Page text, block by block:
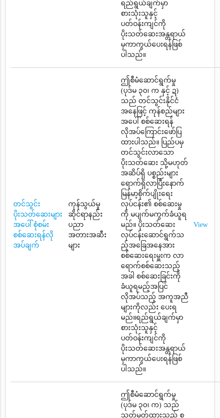
ရည်ရွယ်ချက်မှာ
စားသုံးသူနှင့်
ပတ်ဝန်းကျင်ကို
ပိုးသတ်ဆေးအန္တရာယ်
မှကာကွယ်ပေးရန်ဖြစ်
ပါသည်။
တင်သွင်း
ပိုးသတ်ဆေးများ
အပေါ် စုံစမ်း
စစ်ဆေးရန်လို
အပ်ချက်
ကုန်သွယ်မှု
ဆိုင်ရာနည်း
ပညာ
အတားအဆီး
များ
ဤစီမံဆောင်ရွက်မှု
(ပုဒ်မ ၃၀၊ က နှင့် ဍ)
သည် တင်သွင်းနိုင်ငံ
အနေဖြင့် ကုန်စည်များ
အပေါ် စစ်ဆေးရန်
လိုအပ်ကြောင်းဖော်ပြ
ထားပါသည်။ ပြည်ပမှ
တင်သွင်းလာသော
ပိုးသတ်ဆေး သို့မဟုတ်
အဆိပ်ရှိ ပစ္စည်းများ
ရောက်ရှိလာပြီးနောက်
မြန်မာ့စိုက်ပျိုးရေး
လုပ်ငန်း၏ စစ်ဆေးမှု
ကို မပျက်မကွက်ခံယူရ
မည်။ ပိုးသတ်ဆေး
လုပ်ငန်းဆောင်ရွက်သ
ည့်အခြေအနေအား
စစ်ဆေးရေးမှူးက လာ
ရောက်စစ်ဆေးသည့်
အခါ စစ်ဆေးခြင်းကို
ခံယူရမည့်အပြင်
လိုအပ်သည့် အကူအညီ
များကိုလည်း ပေးရ
မည်။ရည်ရွယ်ချက်မှာ
စားသုံးသူနှင့်
ပတ်ဝန်းကျင်ကို
ပိုးသတ်ဆေးအန္တရာယ်
မှကာကွယ်ပေးရန်ဖြစ်
ပါသည်။
View
ဤစီမံဆောင်ရွက်မှု
(ပုဒ်မ ၃၀၊ က) သည်
သတ်မှတ်ထားသည့် စ